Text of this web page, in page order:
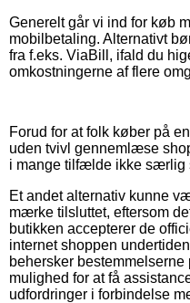
Generelt går vi ind for køb
mobilbetaling. Alternativt
fra f.eks. ViaBill, ifald du
omkostningerne af flere
Forud for at folk køber på
uden tvivl gennemlæse
i mange tilfælde ikke særlig
Et andet alternativ kunne
mærke tilsluttet, eftersom
butikken accepterer de
internet shoppen
behersker
mulighed for at få
udfordringer i forbindelse